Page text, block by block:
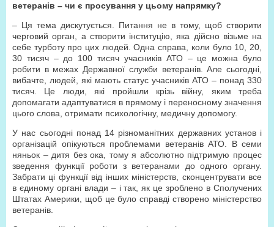
ветеранів – чи є просування у цьому напрямку?
– Ця тема дискутується. Питання не в тому, щоб створити
черговий орган, а створити інституцію, яка дійсно візьме на
себе турботу про цих людей. Одна справа, коли було 10, 20,
30 тисяч – до 100 тисяч учасників АТО – це можна було
робити в межах Державної служби ветеранів. Але сьогодні,
вибачте, людей, які мають статус учасників АТО – понад 330
тисяч. Це люди, які пройшли крізь війну, яким треба
допомагати адаптуватися в прямому і переносному значення
цього слова, отримати психологічну, медичну допомогу.
У нас сьогодні понад 14 різноманітних державних установ і
організацій опікуються проблемами ветеранів АТО. В семи
няньок – дитя без ока, тому я абсолютно підтримую процес
зведення функції роботи з ветеранами до одного органу.
Забрати ці функції від інших міністерств, сконцентрувати все
в єдиному органі влади – і так, як це зроблено в Сполучених
Штатах Америки, щоб це було справді створено міністерство
ветеранів.